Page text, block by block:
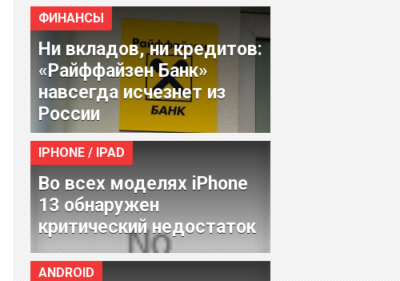
ФИНАНСЫ
Ни вкладов, ни кредитов:
«Райффайзен Банк»
навсегда исчезнет из
России
IPHONE / IPAD
Во всех моделях iPhone
13 обнаружен
критический недостаток
ANDROID